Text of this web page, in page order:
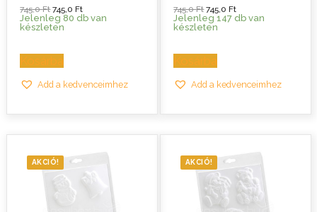
745,0FtOriginal
price
was:
745,0 Ft.
745,0FtCurrent
price
Jelenleg 80 db van
készleten
Kosárba
Add a kedvenceimhez
745,0FtOriginal
price
was:
745,0 Ft.
745,0FtCurrent
price
Jelenleg 147 db van
készleten
Kosárba
Add a kedvenceimhez
AKCIÓ! AKCIÓ!